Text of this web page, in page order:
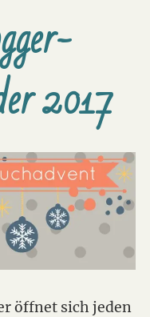
2017
öffnet sich jeden